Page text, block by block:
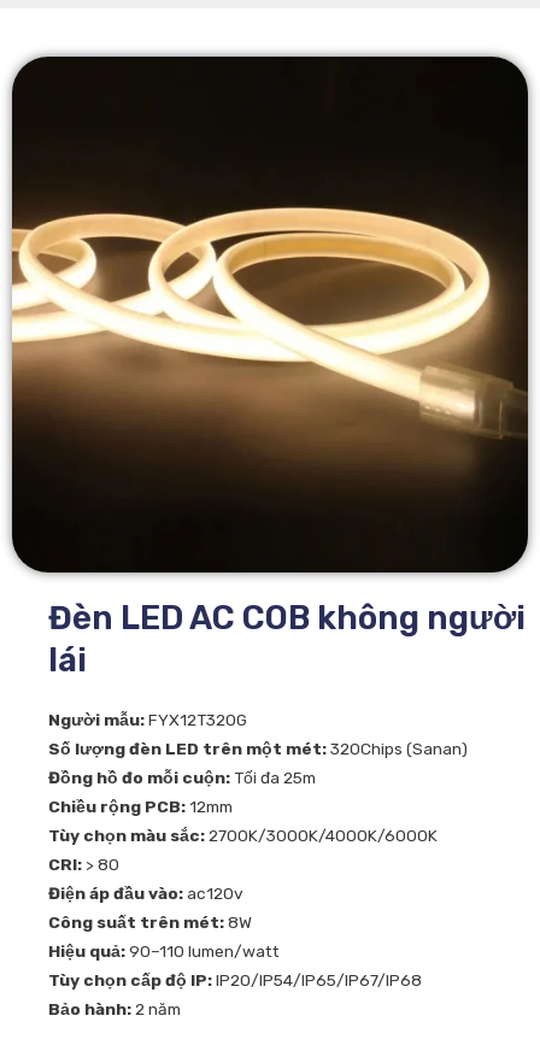
Đèn LED AC COB không người
lái
Người mẫu:FYX12T320G
Số lượng đèn LED trên một mét:320Chips (Sanan)
Đồng hồ đo mỗi cuộn:Tối đa 25m
Chiều rộng PCB:12mm
Tùy chọn màu sắc:2700K/3000K/4000K/6000K
CRI: > 80
Điện áp đầu vào:ac120v
Công suất trên mét:8W
Hiệu quả:90–110 lumen/watt
Tùy chọn cấp độ IP:IP20/IP54/IP65/IP67/IP68
Bảo hành:2 năm